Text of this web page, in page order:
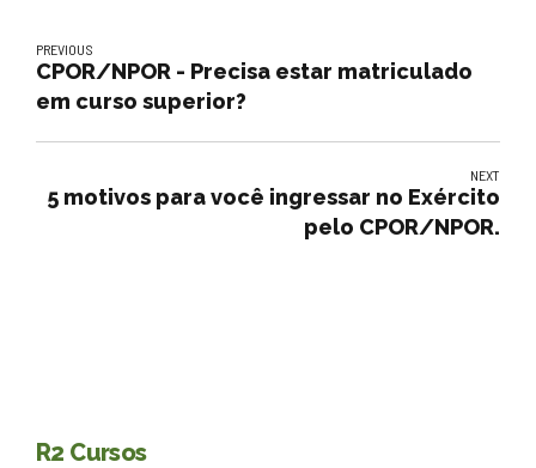
PREVIOUS
CPOR/NPOR - Precisa estar matriculado
em curso superior?
NEXT
5 motivos para você ingressar no Exército
pelo CPOR/NPOR.
R2 Cursos